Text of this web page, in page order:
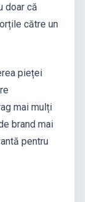
doar că
către un
pieței
mai mulți
brand mai
pentru